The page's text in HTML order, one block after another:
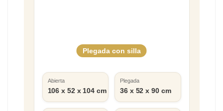
Plegada con silla
Abierta
106 x 52 x 104 cm
Plegada
36 x 52 x 90 cm